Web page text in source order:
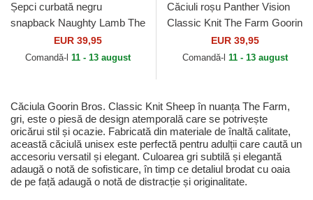
Șepci curbată negru
snapback Naughty Lamb The
Farm Goorin Bros.
EUR 39,95
Comandă-l 11 - 13 august
Căciuli roșu Panther Vision
Classic Knit The Farm Goorin
EUR 39,95
Comandă-l 11 - 13 august
Căciula Goorin Bros. Classic Knit Sheep în nuanța The Farm,
gri, este o piesă de design atemporală care se potrivește
oricărui stil și ocazie. Fabricată din materiale de înaltă calitate,
această căciulă unisex este perfectă pentru adulții care caută un
accesoriu versatil și elegant. Culoarea gri subtilă și elegantă
adaugă o notă de sofisticare, în timp ce detaliul brodat cu oaia
de pe față adaugă o notă de distracție și originalitate.